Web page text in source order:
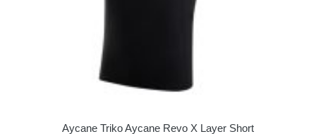
Aycane Triko Aycane Revo X Layer Short